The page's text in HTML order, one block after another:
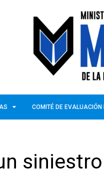
COMITÉ DE EVALUACIÓN